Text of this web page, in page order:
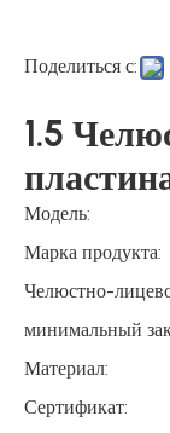
Поделиться с:
1.5
Модель:
Марка продукта:
Челюстно-
минимальный
Материал:
Сертификат: